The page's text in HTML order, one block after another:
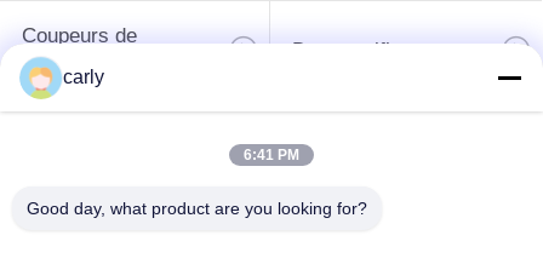
Coupeurs de
déchaumeuse
Des scarificateurs
Coupeurs PCD pour
carly
6:41 PM
Good day, what product are you looking for?